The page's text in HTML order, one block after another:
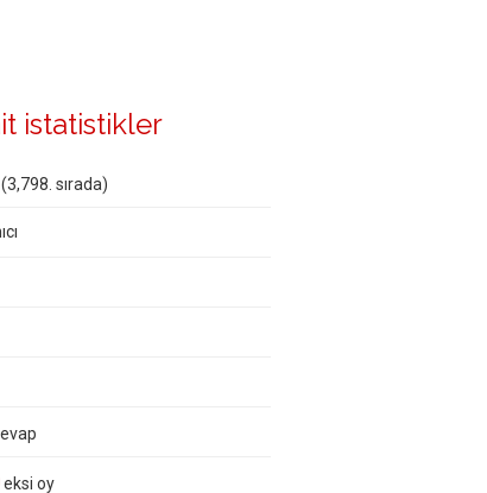
istatistikler
3,798 . sırada)
eksi oy